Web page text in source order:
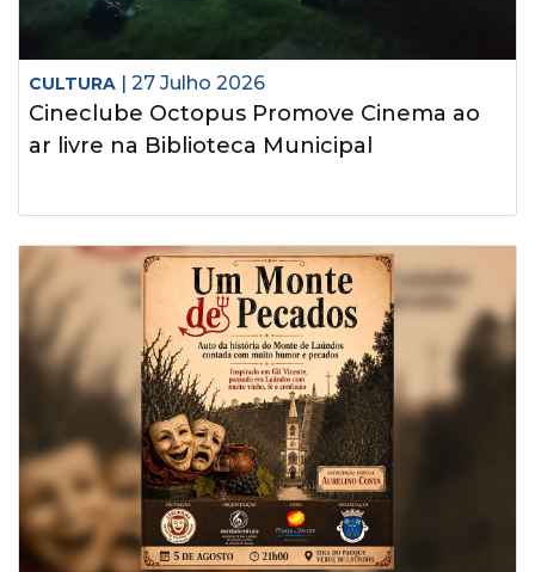
CULTURA | 27 Julho 2026
Cineclube Octopus Promove Cinema ao
ar livre na Biblioteca Municipal